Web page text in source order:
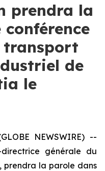
prendra la
transport
de
le
NEWSWIRE) --
directrice générale du
prendra la parole dans